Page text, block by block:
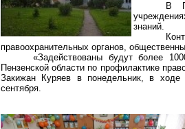
В
знаний.
правоохранительных органов,
«Задействованы будут более
Пензенской области по профилактике
Закижан
Куряев в понедельник, в ходе
сентября.